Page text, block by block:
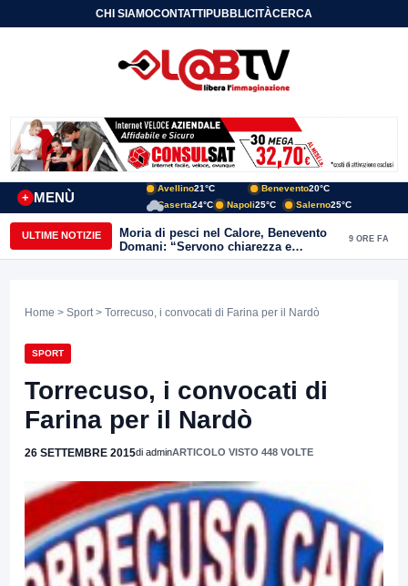
CHI SIAMOCONTATTIPUBBLICITÀCERCA
MENÙ
+
Avellino21°C Benevento20°C
Caserta24°C Napoli25°C Salerno25°C
ULTIME NOTIZIE
Moria di pesci nel Calore, Benevento
Domani: “Servono chiarezza e
approfondimenti sulla gestione
9 ORE FA
Home > Sport > Torrecuso, i convocati di Farina per il Nardò
SPORT
Torrecuso, i convocati di
Farina per il Nardò
26 SETTEMBRE 2015di adminARTICOLO VISTO 448 VOLTE